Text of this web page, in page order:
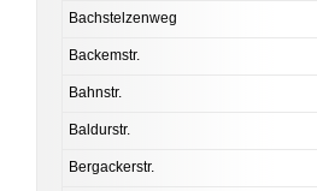
Bachstelzenweg
Backemstr.
Bahnstr.
Baldurstr.
Bergackerstr.